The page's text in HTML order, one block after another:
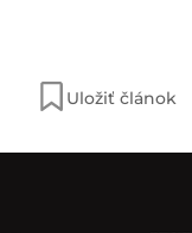
Uložiť článok